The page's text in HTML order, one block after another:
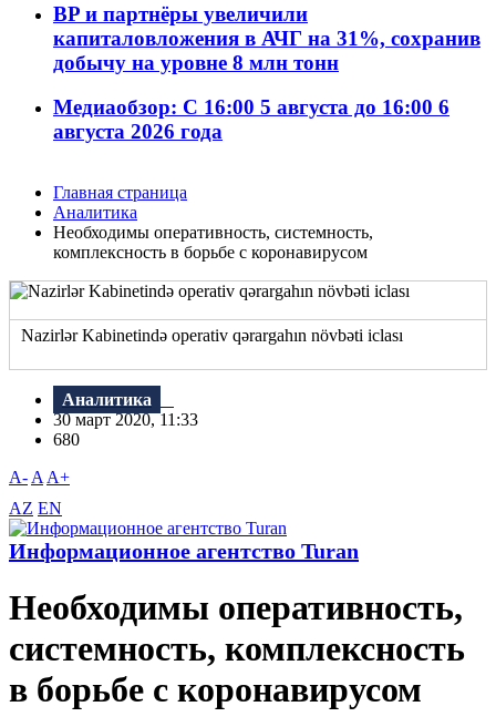
BP и партнёры увеличили
капиталовложения в АЧГ на 31%, сохранив
добычу на уровне 8 млн тонн
Медиаобзор: С 16:00 5 августа до 16:00 6
августа 2026 года
Главная страница
Аналитика
Необходимы оперативность, системность,
комплексность в борьбе с коронавирусом
Nazirlər Kabinetində operativ qərargahın növbəti iclası
Аналитика
30 март 2020, 11:33
680
A- A A+
AZ EN
Информационное агентство Turan
Необходимы оперативность,
системность, комплексность
в борьбе с коронавирусом